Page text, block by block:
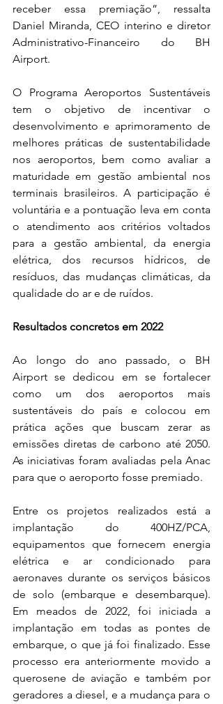
receber essa premiação”, ressalta
Daniel Miranda, CEO interino e diretor
Administrativo-Financeiro do BH
Airport.
O Programa Aeroportos Sustentáveis
tem o objetivo de incentivar o
desenvolvimento e aprimoramento de
melhores práticas de sustentabilidade
nos aeroportos, bem como avaliar a
maturidade em gestão ambiental nos
terminais brasileiros. A participação é
voluntária e a pontuação leva em conta
o atendimento aos critérios voltados
para a gestão ambiental, da energia
elétrica, dos recursos hídricos, de
resíduos, das mudanças climáticas, da
qualidade do ar e de ruídos.
Resultados concretos em 2022
Ao longo do ano passado, o BH
Airport se dedicou em se fortalecer
como um dos aeroportos mais
sustentáveis do país e colocou em
prática ações que buscam zerar as
emissões diretas de carbono até 2050.
As iniciativas foram avaliadas pela Anac
para que o aeroporto fosse premiado.
Entre os projetos realizados está a
implantação do 400HZ/PCA,
equipamentos que fornecem energia
elétrica e ar condicionado para
aeronaves durante os serviços básicos
de solo (embarque e desembarque).
Em meados de 2022, foi iniciada a
implantação em todas as pontes de
embarque, o que já foi finalizado. Esse
processo era anteriormente movido a
querosene de aviação e também por
geradores a diesel, e a mudança para o